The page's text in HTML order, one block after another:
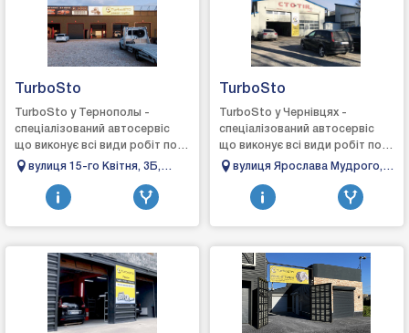
TurboSto
TurboSto у Тернополы -
спеціалізований автосервіс
що виконує всі види робіт по
турбінах: зняття, діагностика,
виготов...
вулиця 15-го Квітня, 3Б,
Байківці, Тернопільська
область, 47722
TurboSto
TurboSto у Чернівцях -
спеціалізований автосервіс
що виконує всі види робіт по
турбінах: зняття, діагностика,
виготов...
вулиця Ярослава Мудрого,
33, Чернівці, Чернівецька
область, 58025